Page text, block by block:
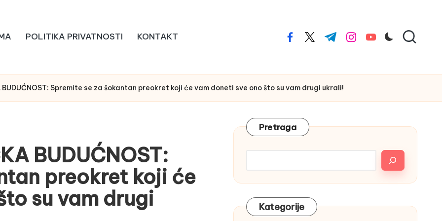
POLITIKA PRIVATNOSTI KONTAKT facebook.com
twitter.com
t.me instagram.com
youtube.com
BUDUĆNOST: Spremite se za šokantan preokret koji će vam doneti sve ono što su vam drugi ukrali!
BUDUĆNOST:
preokret koji će
su vam drugi
Pretraga
Kategorije